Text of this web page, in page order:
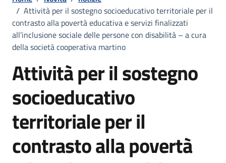
/ Attività per il sostegno socioeducativo territoriale per il
contrasto alla povertà educativa e servizi finalizzati
all’inclusione sociale delle persone con disabilità – a cura
della società cooperativa martino
Attività per il sostegno
socioeducativo
territoriale per il
contrasto alla povertà